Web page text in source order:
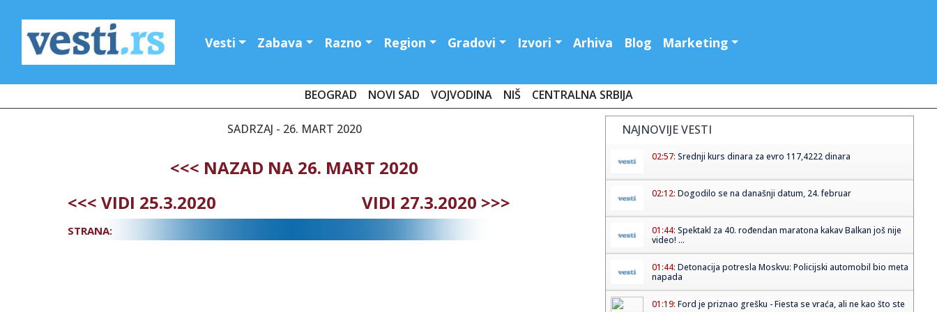
Vesti Zabava Razno Region Gradovi Izvori Arhiva Blog Marketing
BEOGRAD NOVI SAD VOJVODINA NIŠ CENTRALNA SRBIJA
SADRZAJ - 26. MART 2020
<<< NAZAD NA 26. MART 2020
<<< VIDI 25.3.2020
VIDI 27.3.2020 >>>
STRANA:
NAJNOVIJE VESTI
02:57: Srednji kurs dinara za evro 117,4222 dinara
02:12: Dogodilo se na današnji datum, 24. februar
01:44: Spektakl za 40. rođendan maratona kakav Balkan još nije
video! ...
01:44: Detonacija potresla Moskvu: Policijski automobil bio meta
napada
01:19: Ford je priznao grešku - Fiesta se vraća, ali ne kao što ste